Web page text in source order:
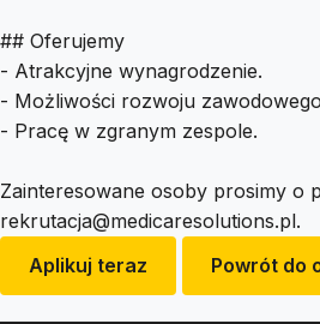
## Oferujemy
- Atrakcyjne wynagrodzenie.
- Możliwości rozwoju
- Pracę w zgranym zespole.
Zainteresowane osoby prosimy o
rekrutacja@medicaresolutions.pl.
Aplikuj teraz
Powrót do